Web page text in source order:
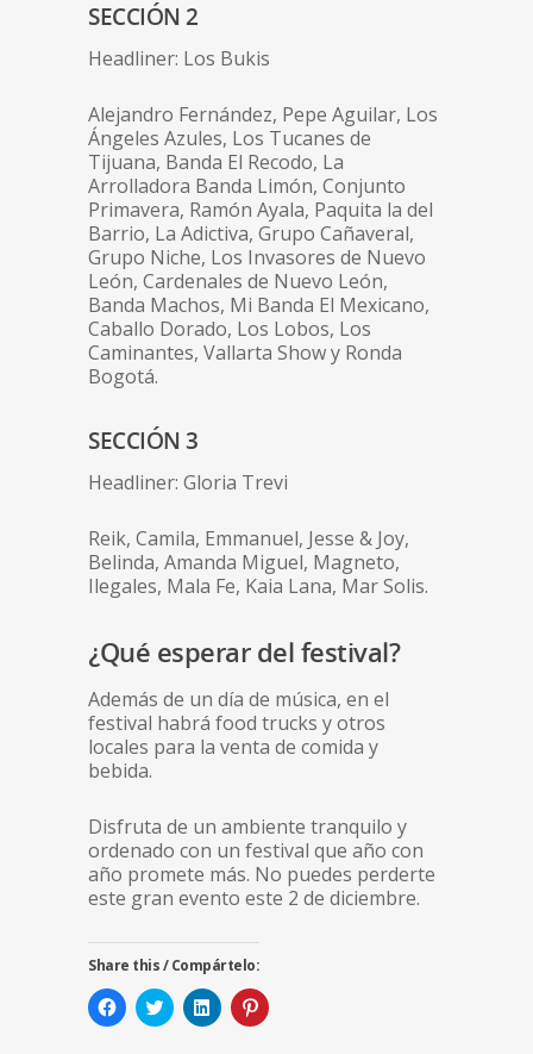
SECCIÓN 2
Headliner: Los Bukis
Alejandro Fernández, Pepe Aguilar, Los
Ángeles Azules, Los Tucanes de
Tijuana, Banda El Recodo, La
Arrolladora Banda Limón, Conjunto
Primavera, Ramón Ayala, Paquita la del
Barrio, La Adictiva, Grupo Cañaveral,
Grupo Niche, Los Invasores de Nuevo
León, Cardenales de Nuevo León,
Banda Machos, Mi Banda El Mexicano,
Caballo Dorado, Los Lobos, Los
Caminantes, Vallarta Show y Ronda
Bogotá.
SECCIÓN 3
Headliner: Gloria Trevi
Reik, Camila, Emmanuel, Jesse & Joy,
Belinda, Amanda Miguel, Magneto,
Ilegales, Mala Fe, Kaia Lana, Mar Solis.
¿Qué esperar del festival?
Además de un día de música, en el
festival habrá food trucks y otros
locales para la venta de comida y
bebida.
Disfruta de un ambiente tranquilo y
ordenado con un festival que año con
año promete más. No puedes perderte
este gran evento este 2 de diciembre.
Share this / Compártelo:
Click
to
Click
to
Click
to
Click
to